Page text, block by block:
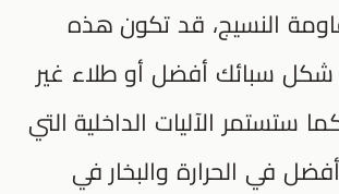
النسيج، قد تكون هذه
شكل سبائك أفضل أو طلاء غير
الآليات الداخلية التي
في الحرارة والبخار في